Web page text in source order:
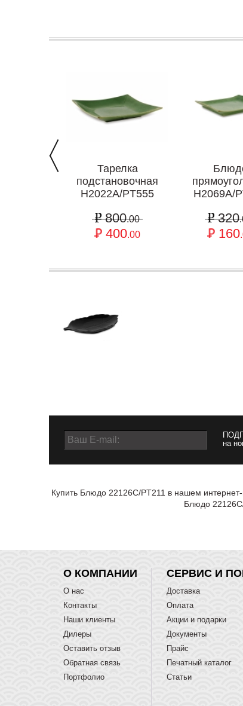
Тарелка
подстановочная
H2022A/PT555
800.00
400.00
H2069A/
320
160
на
Купить Блюдо 22126C/PT211 в нашем
Блюдо
О КОМПАНИИ
О нас
Контакты
Наши клиенты
Дилеры
Оставить отзыв
Обратная связь
Портфолио
СЕРВИС И
Доставка
Оплата
Акции и подарки
Документы
Прайс
Печатный каталог
Статьи